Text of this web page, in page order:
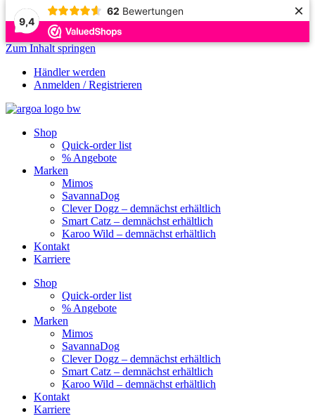
9,4
62 Bewertungen ×
Zum Inhalt springen
Händler werden
Anmelden / Registrieren
Shop
Quick-order list
% Angebote
Marken
Mimos
SavannaDog
Clever Dogz – demnächst erhältlich
Smart Catz – demnächst erhältlich
Karoo Wild – demnächst erhältlich
Kontakt
Karriere
Shop
Quick-order list
% Angebote
Marken
Mimos
SavannaDog
Clever Dogz – demnächst erhältlich
Smart Catz – demnächst erhältlich
Karoo Wild – demnächst erhältlich
Kontakt
Karriere